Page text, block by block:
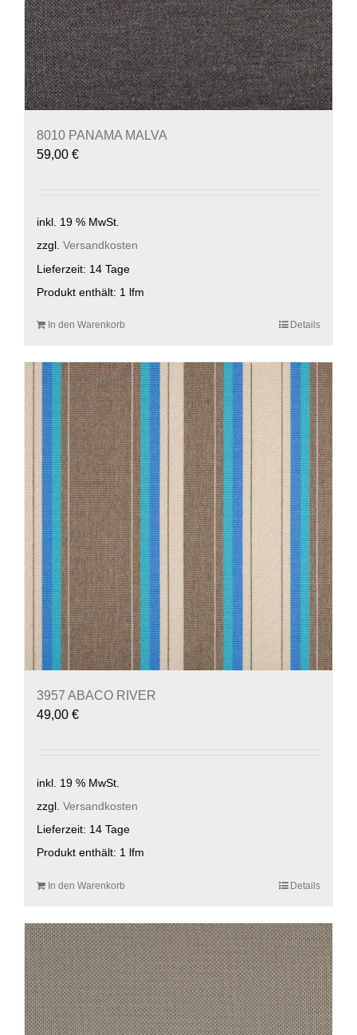
8010 PANAMA MALVA
59,00 €
inkl. 19 % MwSt.
zzgl. Versandkosten
Lieferzeit: 14 Tage
Produkt enthält: 1 lfm
In den Warenkorb Details
3957 ABACO RIVER
49,00 €
inkl. 19 % MwSt.
zzgl. Versandkosten
Lieferzeit: 14 Tage
Produkt enthält: 1 lfm
In den Warenkorb Details